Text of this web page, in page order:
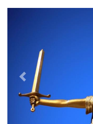
Poprzednie